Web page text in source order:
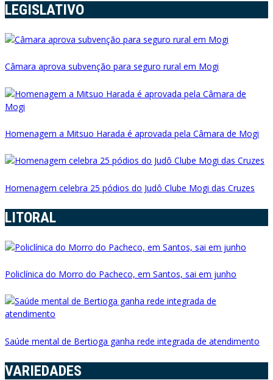
LEGISLATIVO
Câmara aprova subvenção para seguro rural em Mogi
Homenagem a Mitsuo Harada é aprovada pela Câmara de Mogi
Homenagem celebra 25 pódios do Judô Clube Mogi das Cruzes
LITORAL
Policlínica do Morro do Pacheco, em Santos, sai em junho
Saúde mental de Bertioga ganha rede integrada de atendimento
VARIEDADES